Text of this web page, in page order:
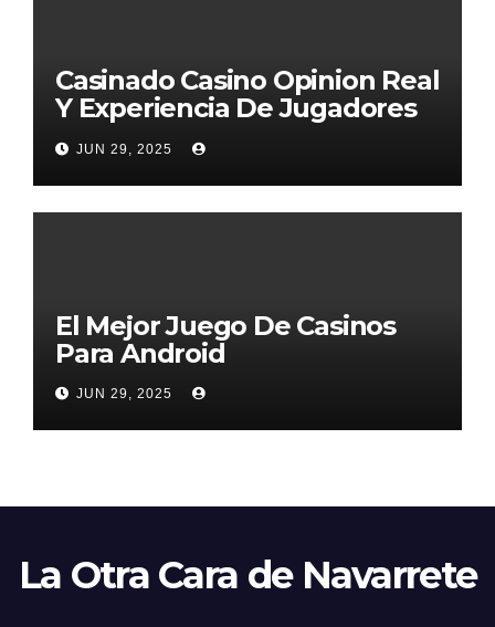
Casinado Casino Opinion Real
Y Experiencia De Jugadores
2026
JUN 29, 2025
El Mejor Juego De Casinos
Para Android
JUN 29, 2025
La Otra Cara de Navarrete